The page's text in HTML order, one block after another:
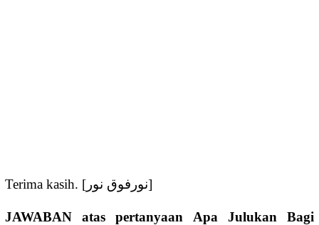
Terima kasih. [نورفوق نور]
JAWABAN atas pertanyaan Apa Julukan Bagi